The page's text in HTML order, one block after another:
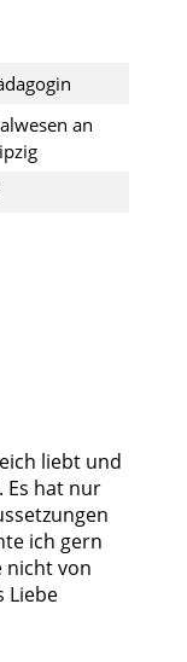
an
liebt und
Es hat nur
ich gern
nicht von
Liebe